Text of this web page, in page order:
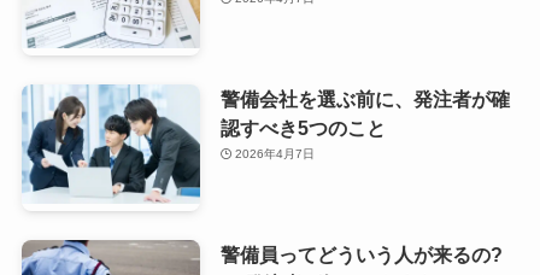
警備会社を選ぶ前に、発注者が確
認すべき5つのこと
2026年4月7日
警備員ってどういう人が来るの?